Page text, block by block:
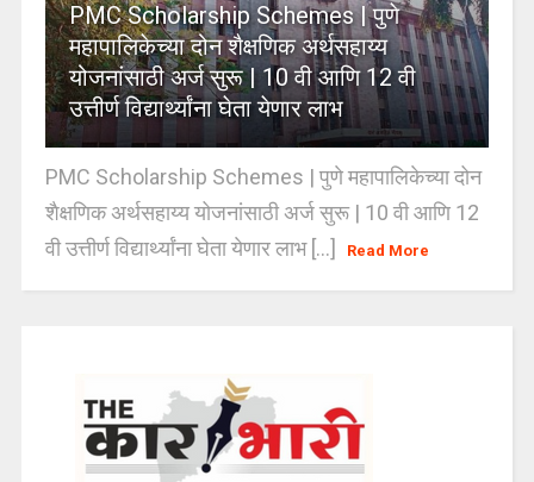
PMC Scholarship Schemes | पुणे
महापालिकेच्या दोन शैक्षणिक अर्थसहाय्य
योजनांसाठी अर्ज सुरू | 10 वी आणि 12 वी
उत्तीर्ण विद्यार्थ्यांना घेता येणार लाभ
PMC Scholarship Schemes | पुणे महापालिकेच्या दोन
शैक्षणिक अर्थसहाय्य योजनांसाठी अर्ज सुरू | 10 वी आणि 12
वी उत्तीर्ण विद्यार्थ्यांना घेता येणार लाभ [...]
Read More